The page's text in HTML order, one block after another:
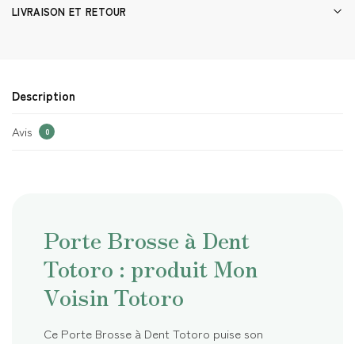
LIVRAISON ET RETOUR
Description
Avis 0
Porte Brosse à Dent
Totoro : produit Mon
Voisin Totoro
Ce Porte Brosse à Dent Totoro puise son